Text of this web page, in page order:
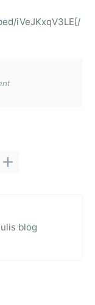
iVeJKxqV3LE[/
blog